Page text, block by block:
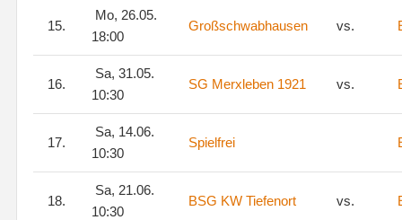
15.
Mo, 26.05.
18:00
Großschwabhausen vs.
16.
Sa, 31.05.
10:30
SG Merxleben 1921 vs.
17.
Sa, 14.06.
10:30
Spielfrei
18.
Sa, 21.06.
10:30
BSG KW Tiefenort vs.